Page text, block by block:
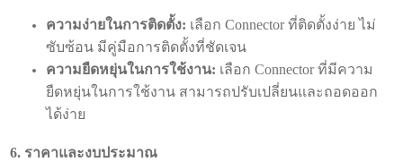
ความง่ายในการติดตั้ง: เลือก Connector ที่ติดตั้งง่าย ไม่
ซับซ้อน มีคู่มือการติดตั้งที่ชัดเจน
ความยืดหยุ่นในการใช้งาน: เลือก Connector ที่มีความ
ยืดหยุ่นในการใช้งาน สามารถปรับเปลี่ยนและถอดออก
ได้ง่าย
6. ราคาและงบประมาณ